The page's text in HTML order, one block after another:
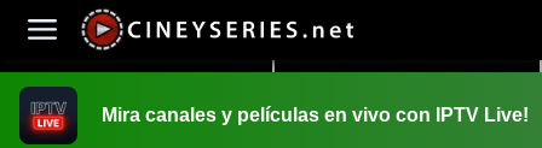
Mira canales y películas en vivo con IPTV Live!